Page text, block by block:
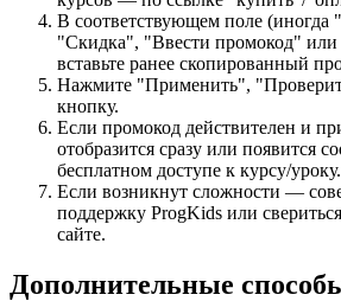
В соответствующем поле (иногда
"Скидка", "Ввести промокод"
вставьте ранее скопированный
Нажмите "Применить",
кнопку.
Если промокод действителен и
отобразится сразу или появится
бесплатном доступе к курсу/уроку.
Если возникнут сложности —
поддержку ProgKids или
сайте.
Дополнительные